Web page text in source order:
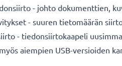
- johto dokumenttien,
- suuren tietomäärän
- tiedonsiirtokaapeli
aiempien USB-versioiden